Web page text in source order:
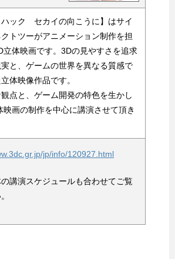
ハック セカイの向こうに】はサイ
トツーがアニメーション制作を担
立体映画です。3Dの見やすさを追求
実と、ゲームの世界を異なる質感で
体映像作品です。
点と、ゲーム開発の特色を生かし
映画の制作を中心に講演させて頂き
jp/info/120927.html
講演スケジュールも合わせてご覧